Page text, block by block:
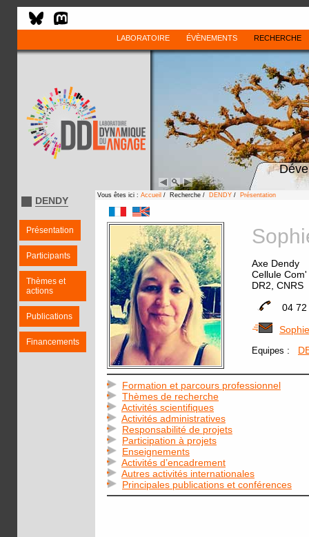
LABORATOIRE ÉVÈNEMENTS RECHERCHE
DENDY
Présentation
Participants
Thèmes et
actions
Publications
Financements
Vous êtes ici : Accueil / Recherche / DENDY / Présentation
Axe Dendy
Cellule
DR2, CNRS
04
Equipes :
Formation et parcours professionnel
Thèmes de recherche
Activités scientifiques
Activités administratives
Responsabilité de projets
Participation à projets
Enseignements
Activités d’encadrement
Autres activités internationales
Principales publications et conférences